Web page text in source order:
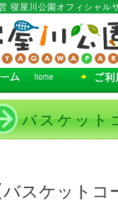
寝屋川公園オフィシャル
バスケット
バスケット